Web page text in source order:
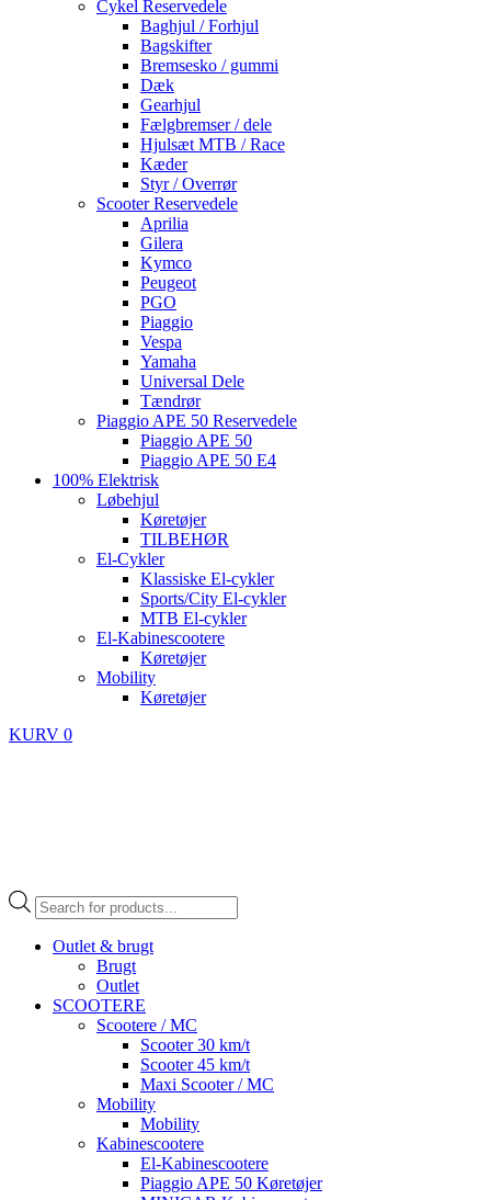
Cykel Reservedele
Baghjul / Forhjul
Bagskifter
Bremsesko / gummi
Dæk
Gearhjul
Fælgbremser / dele
Hjulsæt MTB / Race
Kæder
Styr / Overrør
Scooter Reservedele
Aprilia
Gilera
Kymco
Peugeot
PGO
Piaggio
Vespa
Yamaha
Universal Dele
Tændrør
Piaggio APE 50 Reservedele
Piaggio APE 50
Piaggio APE 50 E4
100% Elektrisk
Løbehjul
Køretøjer
TILBEHØR
El-Cykler
Klassiske El-cykler
Sports/City El-cykler
MTB El-cykler
El-Kabinescootere
Køretøjer
Mobility
Køretøjer
KURV 0
Products
search
Outlet & brugt
Brugt
Outlet
SCOOTERE
Scootere / MC
Scooter 30 km/t
Scooter 45 km/t
Maxi Scooter / MC
Mobility
Mobility
Kabinescootere
El-Kabinescootere
Piaggio APE 50 Køretøjer